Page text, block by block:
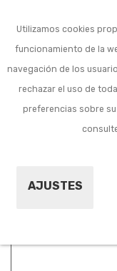
Utilizamos cookies
funcionamiento de la
navegación de los
rechazar el uso de
preferencias sobre
AJUSTES